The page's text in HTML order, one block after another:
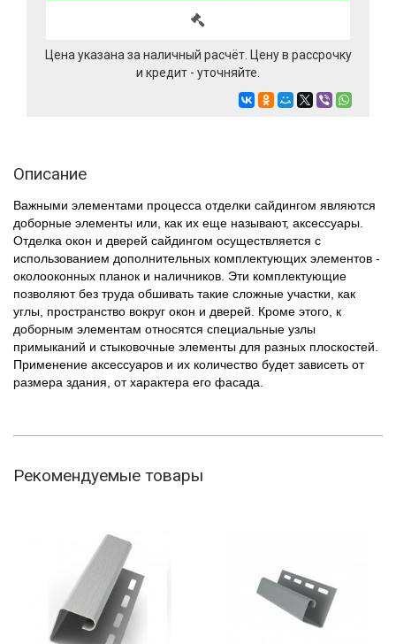
Цена указана за наличный расчёт. Цену в рассрочку
и кредит - уточняйте.
Описание
Важными элементами процесса отделки сайдингом являются
доборные элементы или, как их еще называют, аксессуары.
Отделка окон и дверей сайдингом осуществляется с
использованием дополнительных комплектующих элементов -
околооконных планок и наличников. Эти комплектующие
позволяют без труда обшивать такие сложные участки, как
углы, пространство вокруг окон и дверей. Кроме этого, к
доборным элементам относятся специальные узлы
примыканий и стыковочные элементы для разных плоскостей.
Применение аксессуаров и их количество будет зависеть от
размера здания, от характера его фасада.
Рекомендуемые товары